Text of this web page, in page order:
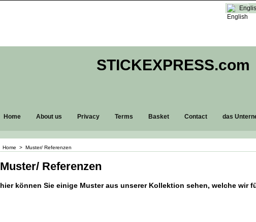
STICKEXPRESS.com
Home About us Privacy Terms Basket Contact das
Home > Muster/ Referenzen
Muster/ Referenzen
hier können Sie einige Muster aus unserer Kollektion sehen, welche wir